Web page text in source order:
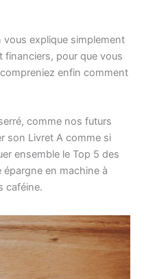
explique simplement
financiers, pour que vous
enfin comment
comme nos futurs
son Livret A comme si
ensemble le Top 5 des
en machine à
caféine.